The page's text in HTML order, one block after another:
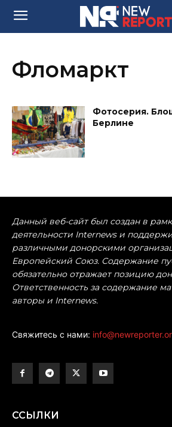
Фломаркт
Фотосерия.
Берлине
Данный веб-сайт был создан в
деятельности Internews и
различными донорскими
Европейский Союз. Содержание
обязательно отражает позицию
Ответственность за содержание
авторы и Internews.
Свяжитесь с нами:
ССЫЛКИ